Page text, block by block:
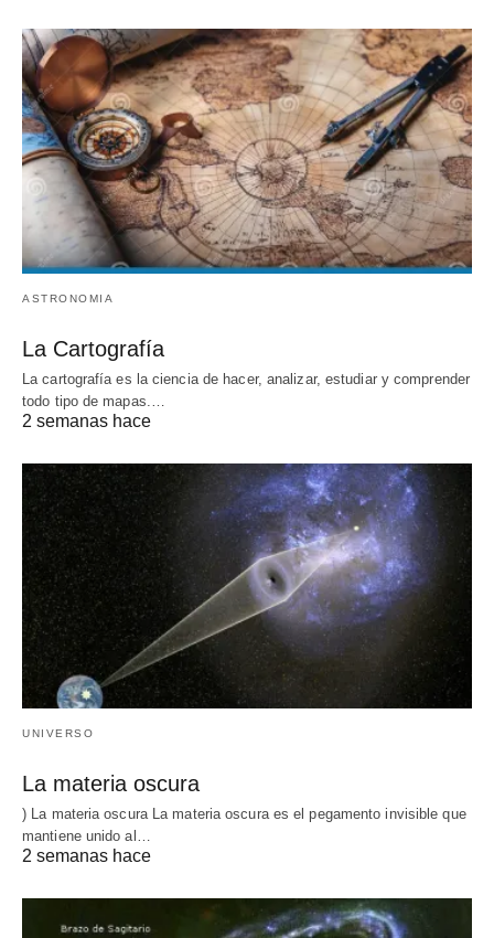
ASTRONOMIA
La Cartografía
La cartografía es la ciencia de hacer, analizar, estudiar y comprender
todo tipo de mapas.…
2 semanas hace
UNIVERSO
La materia oscura
) La materia oscura La materia oscura es el pegamento invisible que
mantiene unido al…
2 semanas hace